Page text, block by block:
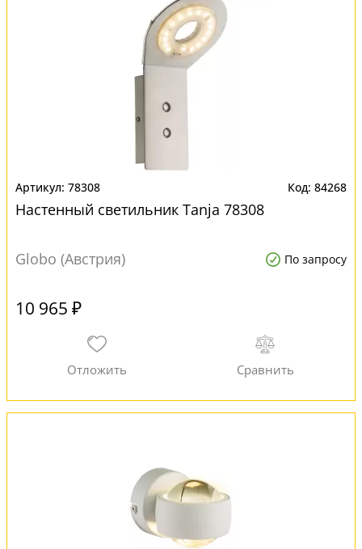
78308 84268
Настенный светильник Tanja 78308
Globo (Австрия) По запросу
10 965 ₽